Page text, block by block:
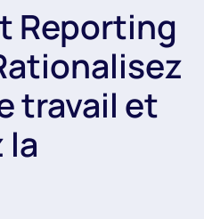
Reporting
travail et
la